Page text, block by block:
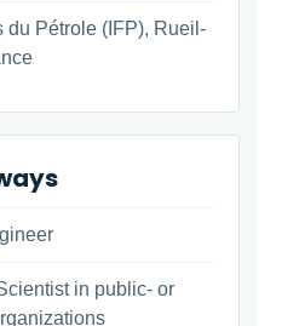
du Pétrole (IFP), Rueil-
in public- or